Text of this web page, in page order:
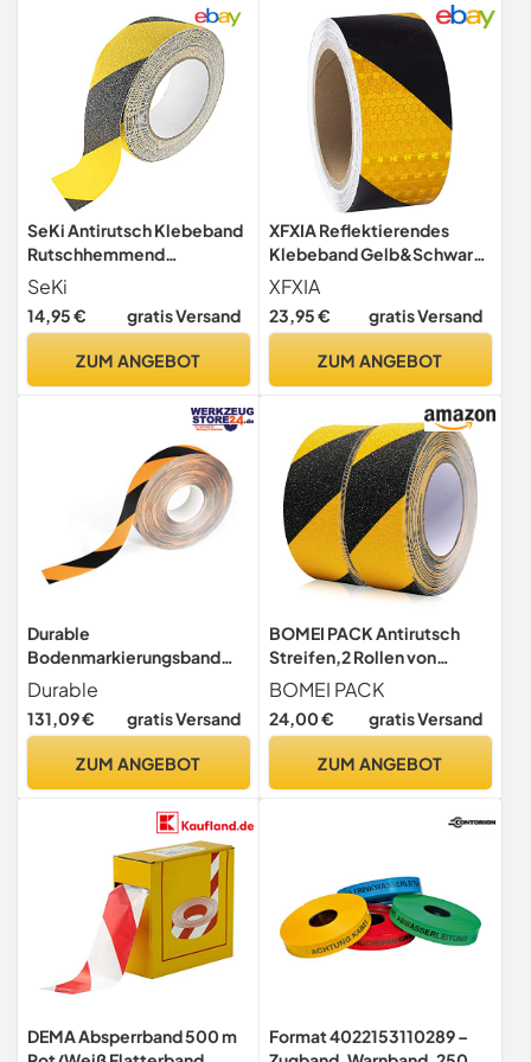
Außenbereich (Rot/Weiß,
500 Meter)
Signalband
Signalklebeband
Warndruckband)
SeKi Antirutsch Klebeband
Rutschhemmend
schwarz/gelb, 50mm x 10
Meter, Rutschfestes
Sicherheitsband für
Rampen, Leiter oder den
SeKi
14,95 € gratis Versand
ZUM ANGEBOT
XFXIA Reflektierendes
Klebeband Gelb&Schwarz
Wasserdicht 10m x 5cm
XFXIA
23,95 € gratis Versand
ZUM ANGEBOT
Durable
Bodenmarkierungsband
Duraline, Warnband,
gelb/schwarz, 1726130
Durable
131,09 € gratis Versand
ZUM ANGEBOT
BOMEI PACK Antirutsch
Streifen,2 Rollen von
50mmx10m, schwarz-
gelb, rutschhemmendes
klebeband grip tape für für
im Innen- und
BOMEI PACK
24,00 € gratis Versand
ZUM ANGEBOT
DEMA Absperrband 500 m
Format 4022153110289 –